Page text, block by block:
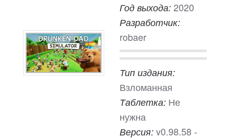
Год выхода: 2020
Разработчик:
robaer
Тип издания:
Взломанная
Таблетка: Не
нужна
Версия: v0.98.58 -